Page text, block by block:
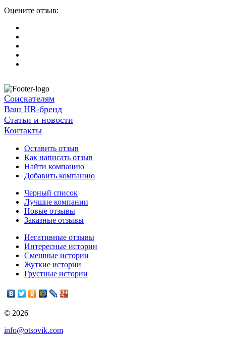
Оцените отзыв:
Соискателям
Ваш HR-бренд
Статьи и новости
Контакты
Оставить отзыв
Как написать отзыв
Найти компанию
Добавить компанию
Черный список
Лучшие компании
Новые отзывы
Заказные отзывы
Негативные отзывы
Интересные истории
Смешные истории
Жуткие истории
Грустные истории
© 2026
info@otsovik.com